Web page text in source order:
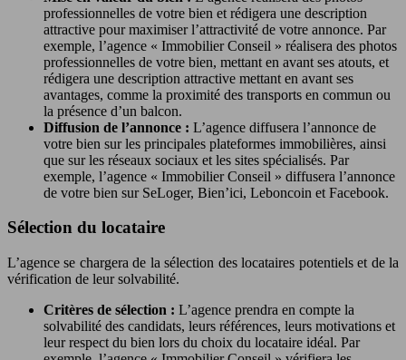
professionnelles de votre bien et rédigera une description
attractive pour maximiser l’attractivité de votre annonce. Par
exemple, l’agence « Immobilier Conseil » réalisera des photos
professionnelles de votre bien, mettant en avant ses atouts, et
rédigera une description attractive mettant en avant ses
avantages, comme la proximité des transports en commun ou
la présence d’un balcon.
Diffusion de l’annonce : L’agence diffusera l’annonce de
votre bien sur les principales plateformes immobilières, ainsi
que sur les réseaux sociaux et les sites spécialisés. Par
exemple, l’agence « Immobilier Conseil » diffusera l’annonce
de votre bien sur SeLoger, Bien’ici, Leboncoin et Facebook.
Sélection du locataire
L’agence se chargera de la sélection des locataires potentiels et de la
vérification de leur solvabilité.
Critères de sélection : L’agence prendra en compte la
solvabilité des candidats, leurs références, leurs motivations et
leur respect du bien lors du choix du locataire idéal. Par